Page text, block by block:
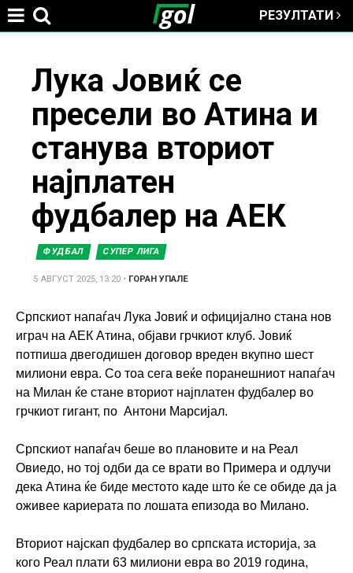
РЕЗУЛТАТИ
here
Лука Јовиќ се
пресели во Атина и
станува вториот
најплатен
фудбалер на АЕК
ФУДБАЛ СУПЕР ЛИГА
5 АВГУСТ 2025, 13:20 • ГОРАН УПАЛЕ
Српскиот напаѓач Лука Јовиќ и официјално стана нов
играч на АЕК Атина, објави грчкиот клуб. Јовиќ
потпиша двегодишен договор вреден вкупно шест
милиони евра. Со тоа сега веќе поранешниот напаѓач
на Милан ќе стане вториот најплатен фудбалер во
грчкиот гигант, по Антони Марсијал.
Српскиот напаѓач беше во плановите и на Реал
Овиедо, но тој одби да се врати во Примера и одлучи
дека Атина ќе биде местото каде што ќе се обиде да ја
оживее кариерата по лошата епизода во Милано.
Вториот најскап фудбалер во српската историја, за
кого Реал плати 63 милиони евра во 2019 година,